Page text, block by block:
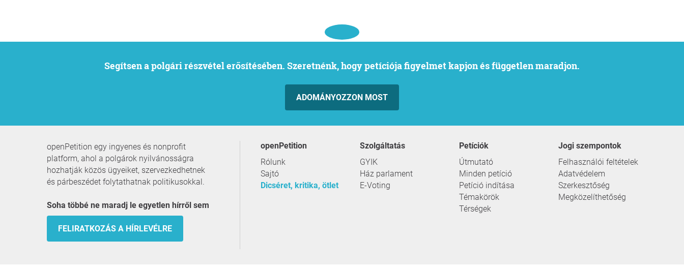
Segítsen a polgári részvétel erősítésében. Szeretnénk, hogy petíciója figyelmet kapjon és független maradjon.
ADOMÁNYOZZON MOST
openPetition egy ingyenes és nonprofit
platform, ahol a polgárok nyilvánosságra
hozhatják közös ügyeiket, szervezkedhetnek
és párbeszédet folytathatnak politikusokkal.
Soha többé ne maradj le egyetlen hírről sem
FELIRATKOZÁS A HÍRLEVÉLRE
openPetition
Rólunk
Sajtó
Dicséret, kritika, ötlet
szolgáltatás
GYIK
Ház parlament
E-Voting
Petíciók
Útmutató
Minden petíció
Petíció indítása
Témakörök
Térségek
Jogi szempontok
Felhasználói feltételek
Adatvédelem
Szerkesztőség
Megközelíthetőség